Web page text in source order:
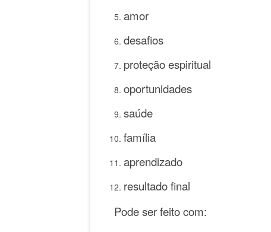
amor
desafios
proteção espiritual
oportunidades
saúde
família
aprendizado
resultado final
Pode ser feito com: